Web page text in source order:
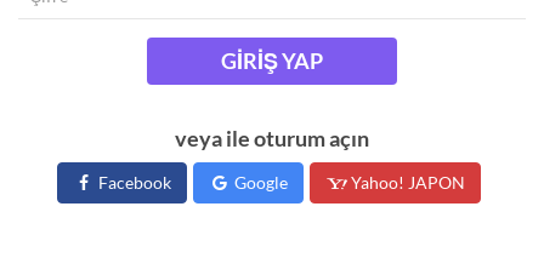
GIRIŞ YAP
veya ile oturum açın
Facebook Google Yahoo! JAPON